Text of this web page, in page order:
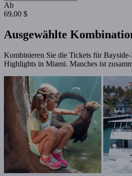
Ab
69,00 $
Ausgewählte
Kombinieren Sie die Tickets für
Highlights in Miami. Manches ist